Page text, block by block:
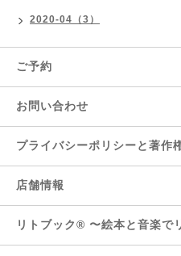
2020-04（3）
ご予約
お問い合わせ
プライバシーポリシーと著作
店舗情報
リトブック®️ 〜絵本と音楽で